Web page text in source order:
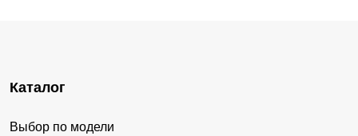
Каталог
Выбор по модели